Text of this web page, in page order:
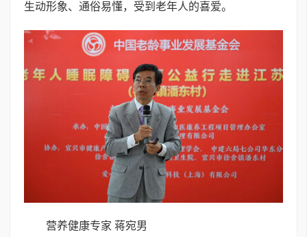
生动形象、通俗易懂，受到老年人的喜爱。
营养健康专家 蒋宛男